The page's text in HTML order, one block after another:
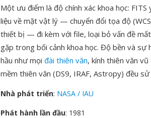
Một ưu điểm là độ chính xác khoa học:
liệu về mặt vật lý — chuyển đổi tọa độ
thiết bị — đi kèm với file, loại bỏ vấn đề
gặp trong bối cảnh khoa học. Độ bền và
hầu như mọi đài thiên văn, kính thiên văn
mềm thiên văn (DS9, IRAF, Astropy) đều
Nhà phát triển: NASA / IAU
Phát hành lần đầu: 1981